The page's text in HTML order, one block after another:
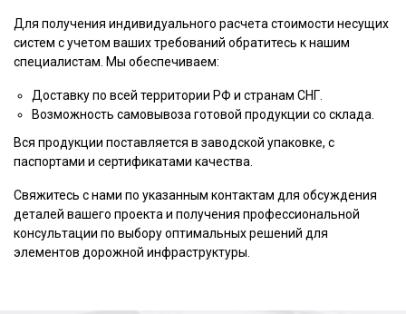
Для получения индивидуального расчета стоимости несущих
систем с учетом ваших требований обратитесь к нашим
специалистам. Мы обеспечиваем:
Доставку по всей территории РФ и странам СНГ.
Возможность самовывоза готовой продукции со склада.
Вся продукции поставляется в заводской упаковке, с
паспортами и сертификатами качества.
Свяжитесь с нами по указанным контактам для обсуждения
деталей вашего проекта и получения профессиональной
консультации по выбору оптимальных решений для
элементов дорожной инфраструктуры.